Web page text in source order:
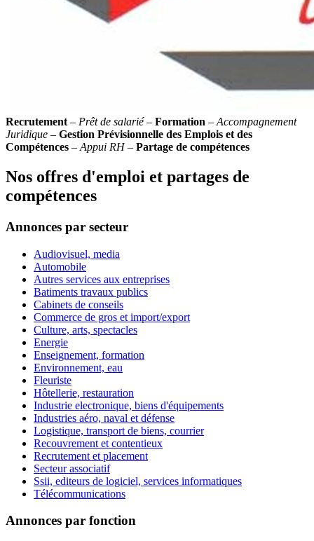
Recrutement – Prêt de salarié– Formation – Accompagnement
Juridique – Gestion Prévisionnelle des Emplois et des
Compétences – Appui RH– Partage de compétences
Nos offres d'emploi et partages de
compétences
Annonces par secteur
Audiovisuel, media
Automobile
Autres services aux entreprises
Batiments travaux publics
Cabinets de conseils
Commerce de gros et import/export
Culture, arts, spectacles
Energie
Enseignement, formation
Environnement, eau
Fleuriste
Hôtellerie, restauration
Industrie electronique, biens d'équipements
Industries aéro, naval et défense
Logistique, transport de biens, courrier
Recouvrement et contentieux
Recrutement et placement
Secteur associatif
Ssii, editeurs de logiciel, services informatiques
Télécommunications
Annonces par fonction